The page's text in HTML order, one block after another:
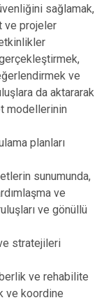
sağlamak,
ve projeler
ve
da aktararak
modellerinin
planları
sunumunda,
ve
ve gönüllü
stratejileri
ve rehabilite
ve koordine